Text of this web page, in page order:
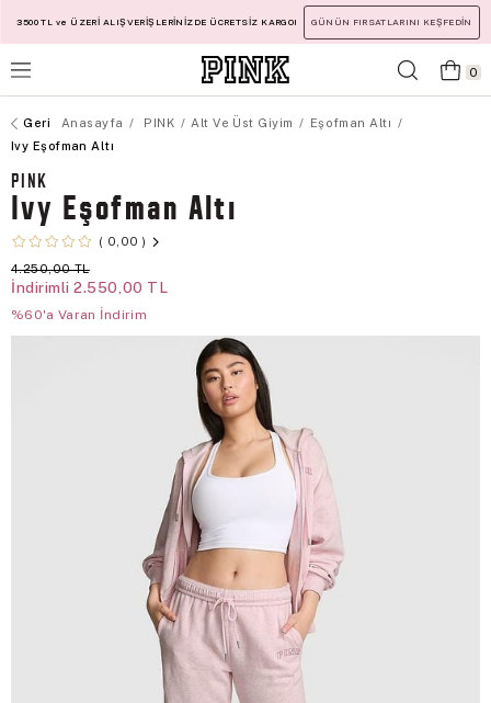
3500 TL ve ÜZERİ ALIŞVERİŞLERİNİZDE ÜCRETSİZ KARGO! GÜNÜN FIRSATLARINI KEŞFEDİN
0
Anasayfa PINK Alt Ve Üst Giyim
Eşofman Altı
Ivy Eşofman Altı
PINK
Ivy Eşofman Altı
0,00
4.250,00 TL
İndirimli 2.550,00 TL
%60'a Varan İndirim